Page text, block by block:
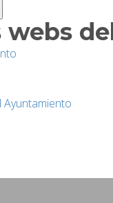
webs
Ayuntamiento